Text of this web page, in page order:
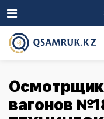
вагонов